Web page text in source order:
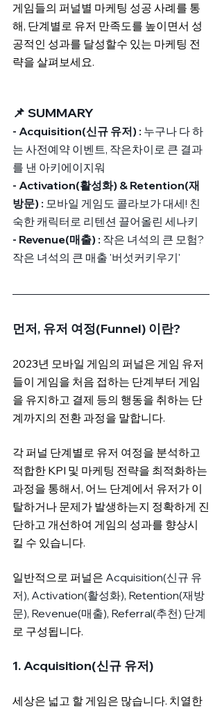
게임들의 퍼널별 마케팅 성공 사례를 통
해, 단계별로 유저 만족도를 높이면서 성
공적인 성과를 달성할수 있는 마케팅 전
략을 살펴보세요.
📌 SUMMARY
- Acquisition(신규 유저) : 누구나 다 하
는 사전예약 이벤트, 작은차이로 큰 결과
를 낸 아키에이지워
- Activation(활성화) & Retention(재
방문) : 모바일 게임도 콜라보가 대세! 친
숙한 캐릭터로 리텐션 끌어올린 세나키
- Revenue(매출) : 작은 녀석의 큰 모험?
작은 녀석의 큰 매출 '버섯커키우기'
먼저, 유저 여정(Funnel) 이란?
2023년 모바일 게임의 퍼널은 게임 유저
들이 게임을 처음 접하는 단계부터 게임
을 유지하고 결제 등의 행동을 취하는 단
계까지의 전환 과정을 말합니다.
각 퍼널 단계별로 유저 여정을 분석하고
적합한 KPI 및 마케팅 전략을 최적화하는
과정을 통해서, 어느 단계에서 유저가 이
탈하거나 문제가 발생하는지 정확하게 진
단하고 개선하여 게임의 성과를 향상시
킬 수 있습니다.
일반적으로 퍼널은 Acquisition(신규 유
저), Activation(활성화), Retention(재방
문), Revenue(매출), Referral(추천) 단계
로 구성됩니다.
1. Acquisition(신규 유저)
세상은 넓고 할 게임은 많습니다. 치열한